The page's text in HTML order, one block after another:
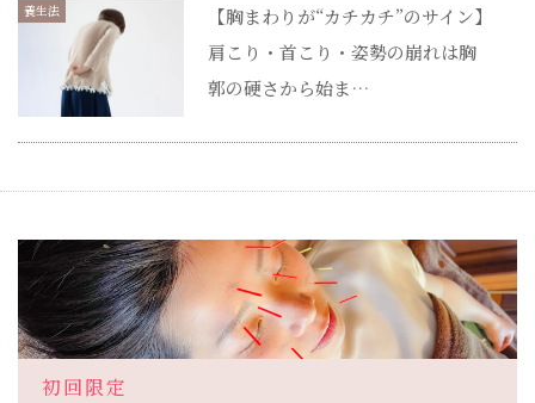
養生法
【胸まわりが“カチカチ”のサイン】
肩こり・首こり・姿勢の崩れは胸
郭の硬さから始ま…
初回限定